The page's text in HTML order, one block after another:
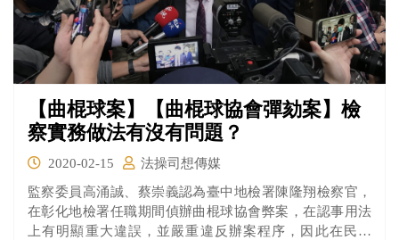
【曲棍球案】【曲棍球協會彈劾案】檢
察實務做法有沒有問題？
2020-02-15
法操司想傳媒
監察委員高涌誠、蔡崇義認為臺中地檢署陳隆翔檢察官，
在彰化地檢署任職期間偵辦曲棍球協會弊案，在認事用法
上有明顯重大違誤，並嚴重違反辦案程序，因此在民國